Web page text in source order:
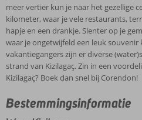
meer vertier kun je naar het gezellige
kilometer, waar je vele restaurants,
hapje en een drankje. Slenter op je
waar je ongetwijfeld een leuk
vakantiegangers zijn er diverse
strand van Kizilagaç. Zin in een
Kizilagaç? Boek dan snel bij Corendon!
Bestemmingsinformatie